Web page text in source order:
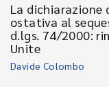
La dichiarazione
ostativa al
d.lgs. 74/2000:
Unite
Davide Colombo